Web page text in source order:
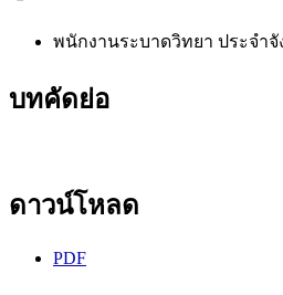
พนักงานระบาดวิทยา ประจำ
บทคัดย่อ
ดาวน์โหลด
PDF